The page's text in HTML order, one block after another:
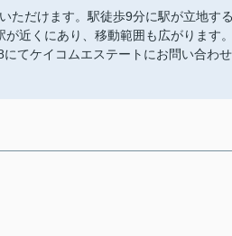
ただけます。駅徒歩9分に駅が立地す
近くにあり、移動範囲も広がります
てケイコムエステートにお問い合わせ